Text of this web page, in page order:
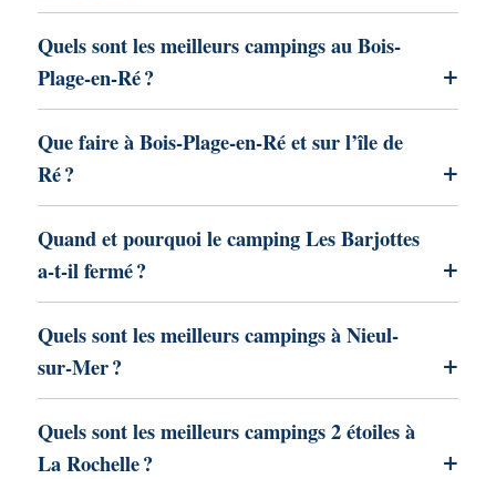
Quels sont les meilleurs campings au Bois-
Plage-en-Ré ?
Que faire à Bois-Plage-en-Ré et sur l’île de
Ré ?
Quand et pourquoi le camping Les Barjottes
a-t-il fermé ?
Quels sont les meilleurs campings à Nieul-
sur-Mer ?
Quels sont les meilleurs campings 2 étoiles à
La Rochelle ?